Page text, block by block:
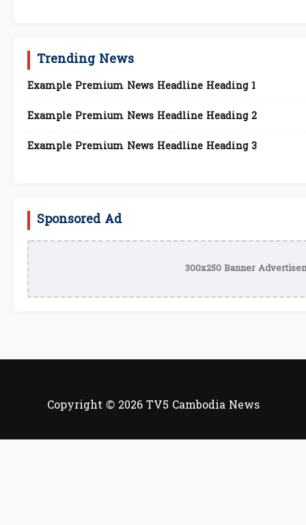
Trending News
Example Premium News Headline Heading 1
Example Premium News Headline Heading 2
Example Premium News Headline Heading 3
Sponsored Ad
300x250 Banner
Copyright © 2026 TV5 Cambodia News